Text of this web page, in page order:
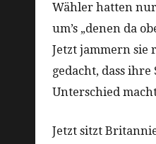
Wähler hatten nur
um’s „denen da
Jetzt jammern sie
gedacht, dass
Unterschied
Jetzt sitzt